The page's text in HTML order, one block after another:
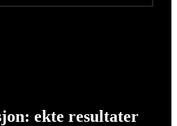
ekte resultater